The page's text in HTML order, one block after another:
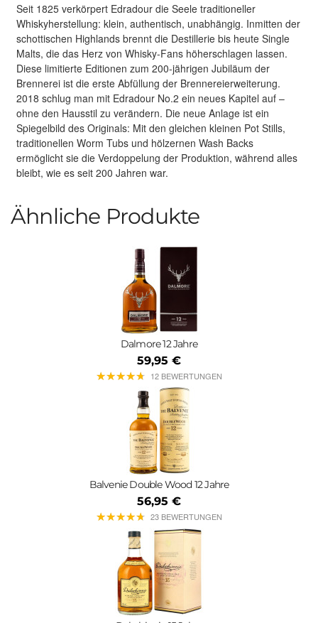
Seit 1825 verkörpert Edradour die Seele traditioneller
Whiskyherstellung: klein, authentisch, unabhängig. Inmitten der
schottischen Highlands brennt die Destillerie bis heute Single
Malts, die das Herz von Whisky-Fans höherschlagen lassen.
Diese limitierte Editionen zum 200-jährigen Jubiläum der
Brennerei ist die erste Abfüllung der Brennereierweiterung.
2018 schlug man mit Edradour No.2 ein neues Kapitel auf –
ohne den Hausstil zu verändern. Die neue Anlage ist ein
Spiegelbild des Originals: Mit den gleichen kleinen Pot Stills,
traditionellen Worm Tubs und hölzernen Wash Backs
ermöglicht sie die Verdoppelung der Produktion, während alles
bleibt, wie es seit 200 Jahren war.
Ähnliche Produkte
Dalmore 12 Jahre
59,95 €
★★★★★
★★★★★ 12 BEWERTUNGEN
Balvenie Double Wood 12 Jahre
56,95 €
★★★★★
★★★★★ 23 BEWERTUNGEN